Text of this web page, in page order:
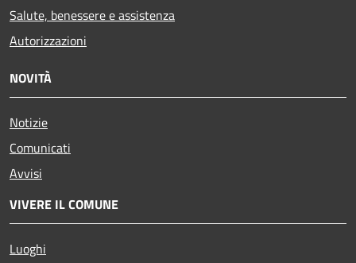
Salute, benessere e assistenza
Autorizzazioni
NOVITÀ
Notizie
Comunicati
Avvisi
VIVERE IL COMUNE
Luoghi